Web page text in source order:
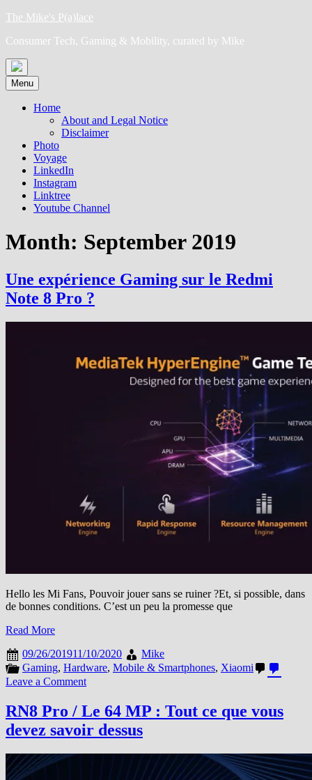
Skip
content
The Mike's P(a)lace
Consumer Tech, Gaming & Mobility, curated by Mike
Menu
Home
About and Legal Notice
Disclaimer
Photo
Voyage
LinkedIn
Instagram
Linktree
Youtube Channel
Month: September 2019
Une expérience Gaming sur le Redmi
Note 8 Pro ?
Hello les Mi Fans, Pouvoir jouer sans se ruiner ?Et, si possible, dans
de bonnes conditions. C’est un peu la promesse que
Read More
09/26/201911/10/2020
Mike
Gaming, Hardware, Mobile & Smartphones, Xiaomi
Leave a Commenton
expérience
Gaming
sur
Redmi
RN8 Pro / Le 64 MP : Tout ce que vous
devez savoir dessus